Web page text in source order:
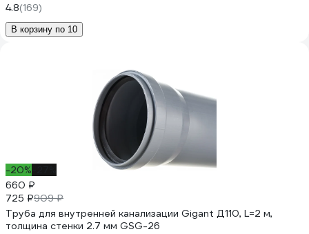
4.8(169)
В корзину по 10
-20%
660 ₽
725 ₽909 ₽
Труба для внутренней канализации Gigant Д110, L=2 м,
толщина стенки 2.7 мм GSG-26